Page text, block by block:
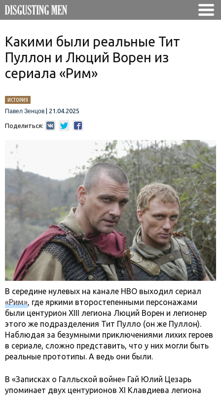
Какими были реальные Тит
Пуллон и Люций Ворен из
сериала «Рим»
ИСТОРИЯ
Павел Зенцов
21.04.2025
Поделиться:
В середине нулевых на канале HBO выходил сериал
«Рим», где яркими второстепенными персонажами
были центурион XIII легиона Люций Ворен и легионер
этого же подразделения Тит Пулло (он же Пуллон).
Наблюдая за безумными приключениями лихих героев
в сериале, сложно представить, что у них могли быть
реальные прототипы. А ведь они были.
В «Записках о Галльской войне» Гай Юлий Цезарь
упоминает двух центурионов XI Клавдиева легиона